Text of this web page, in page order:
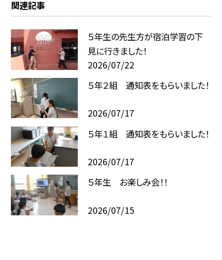
関連記事
５年生の先生方が宿泊学習の下
見に行きました！
2026/07/22
５年２組 通知表をもらいました！
2026/07/17
５年１組 通知表をもらいました！
2026/07/17
５年生 お楽しみ会！！
2026/07/15